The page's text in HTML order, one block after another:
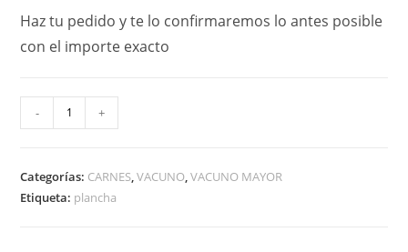
Haz tu pedido y te lo confirmaremos lo antes posible
con el importe exacto
- +
e
Categorías: CARNES,VACUNO,VACUNO MAYOR
Etiqueta: plancha